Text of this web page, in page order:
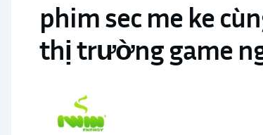
phim sec me ke
thị trường game